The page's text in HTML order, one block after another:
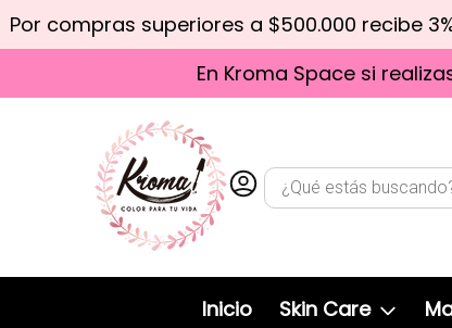
Por compras superiores a $500.000 recibe
En Kroma Space si
Inicio Skin Care